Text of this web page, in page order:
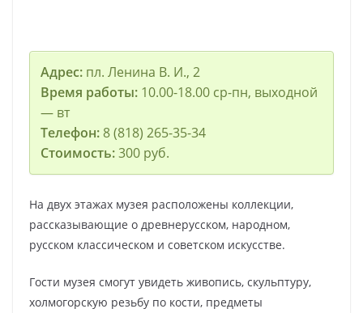
Адрес:пл. Ленина В. И., 2
Время работы:10.00-18.00 ср-пн, выходной
— вт
Телефон:8 (818) 265-35-34
Стоимость:300 руб.
На двух этажах музея расположены коллекции,
рассказывающие о древнерусском, народном,
русском классическом и советском искусстве.
Гости музея смогут увидеть живопись, скульптуру,
холмогорскую резьбу по кости, предметы